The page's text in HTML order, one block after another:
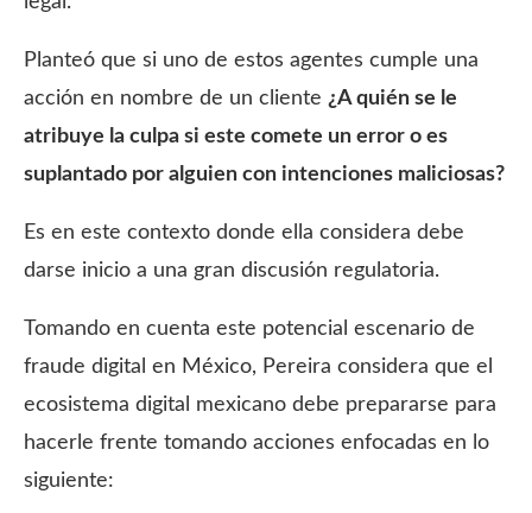
Planteó que si uno de estos agentes cumple una
acción en nombre de un cliente ¿A quién se le
atribuye la culpa si este comete un error o es
suplantado por alguien con intenciones maliciosas?
Es en este contexto donde ella considera debe
darse inicio a una gran discusión regulatoria.
Tomando en cuenta este potencial escenario de
fraude digital en México, Pereira considera que el
ecosistema digital mexicano debe prepararse para
hacerle frente tomando acciones enfocadas en lo
siguiente: